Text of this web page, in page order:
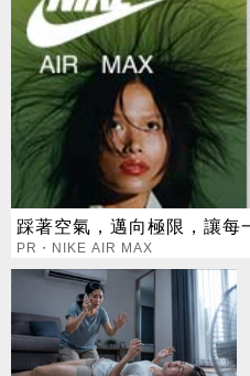
踩著空氣，邁向極限，讓每
PR・NIKE AIR MAX